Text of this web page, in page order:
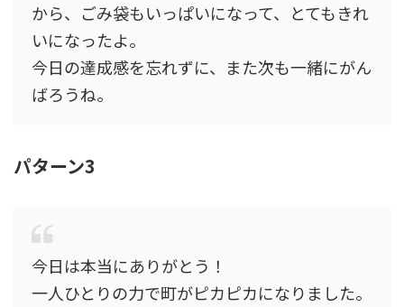
から、ごみ袋もいっぱいになって、とてもきれ
いになったよ。
今日の達成感を忘れずに、また次も一緒にがん
ばろうね。
パターン3
今日は本当にありがとう！
一人ひとりの力で町がピカピカになりました。